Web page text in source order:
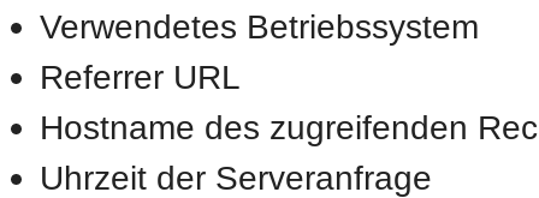
Verwendetes Betriebssystem
Referrer URL
Hostname des zugreifenden
Uhrzeit der Serveranfrage